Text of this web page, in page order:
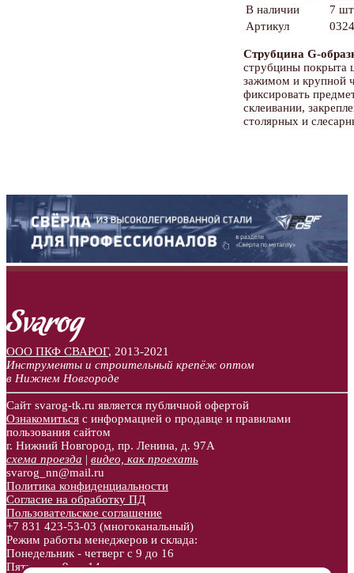
В наличии
7
Артикул
Струбцина G-
струбцины покрыта
зажимом и крупной
фиксировать
склеивании,
столярных и
ООО ПКФ СВАРОГ, 2013-2021
Инструменты и строительный крепёж оптом
в Нижнем Новгороде
Сайт svarog-tk.ru является публичной офертой
Ознакомиться с информацией о продавце и правилами
пользования сайтом
г. Нижний Новгород, пр. Ленина, д. 97А
схема проезда | видео, как проехать
svarog_nn@mail.ru
Политика конфиденциальности
Согласие на обработку ПД
Пользовательское соглашение
+7 831 423-53-03 (многоканальный)
Режим работы менеджеров и склада:
Понедельник - четверг с 9 до 16
Пятница с 9 до 14